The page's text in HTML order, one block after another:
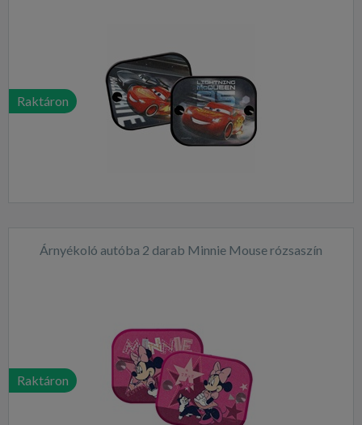
Raktáron
Árnyékoló autóba 2 darab Minnie Mouse rózsaszín
Raktáron